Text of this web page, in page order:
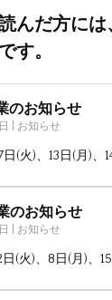
んだ方に
す。
のお知らせ
お知らせ
(火)、13日(月)、
のお知らせ
お知らせ
(火)、8日(月)、